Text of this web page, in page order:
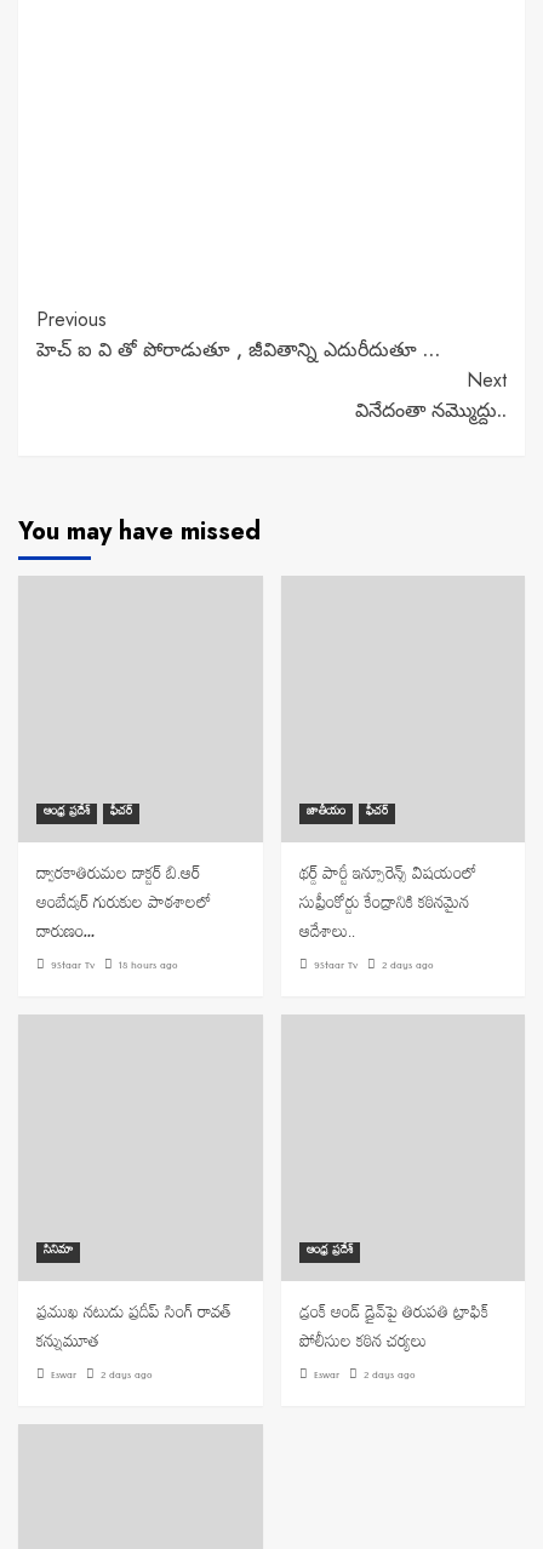
Continue
Reading
Previous
హెచ్ ఐ వి తో పోరాడుతూ , జీవితాన్ని ఎదురీదుతూ …
Next
వినేదంతా నమ్మొద్దు..
You may have missed
ఆంధ్ర ప్రదేశ్ ఫీచర్
ద్వారకాతిరుమల డాక్టర్ బి.ఆర్
అంబేద్కర్ గురుకుల పాఠశాలలో
దారుణం…
9Staar Tv 18 hours ago
జాతీయం ఫీచర్
థర్డ్ పార్టీ ఇన్సూరెన్స్ విషయంలో
సుప్రీంకోర్టు కేంద్రానికి కఠినమైన
ఆదేశాలు..
9Staar Tv 2 days ago
సినిమా
ప్రముఖ నటుడు ప్రదీప్ సింగ్ రావత్
కన్నుమూత
Eswar 2 days ago
ఆంధ్ర ప్రదేశ్
డ్రంక్ అండ్ డ్రైవ్‌పై తిరుపతి ట్రాఫిక్
పోలీసుల కఠిన చర్యలు
Eswar 2 days ago